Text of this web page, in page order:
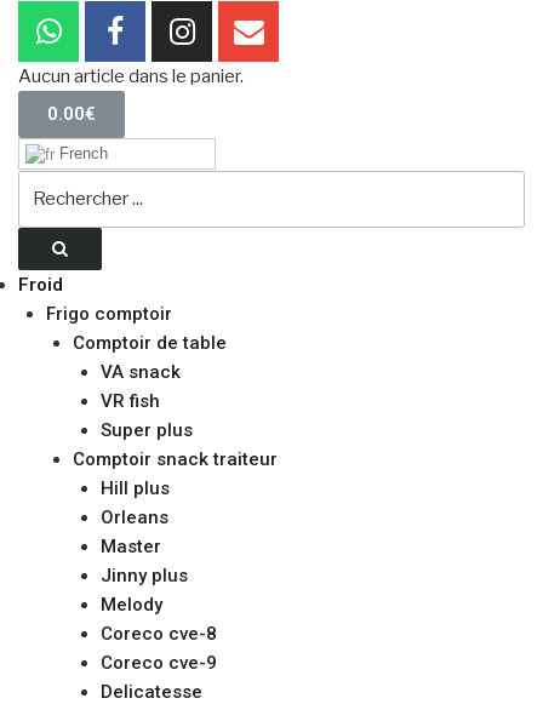
Aucun article dans le panier.
0.00€
French
Froid
Frigo comptoir
Comptoir de table
VA snack
VR fish
Super plus
Comptoir snack traiteur
Hill plus
Orleans
Master
Jinny plus
Melody
Coreco cve-8
Coreco cve-9
Delicatesse